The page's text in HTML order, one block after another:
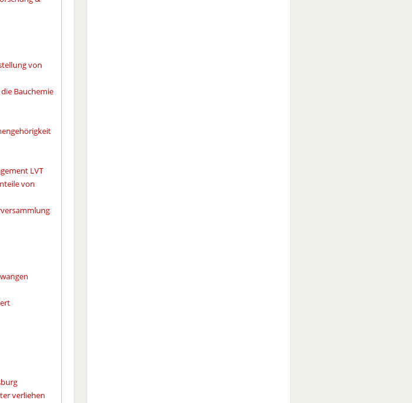
von
Bauchemie
LVT
von
verliehen